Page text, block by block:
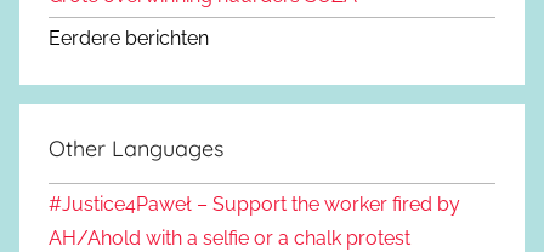
Eerdere berichten
Other Languages
#Justice4Paweł – Support the worker fired by
AH/Ahold with a selfie or a chalk protest